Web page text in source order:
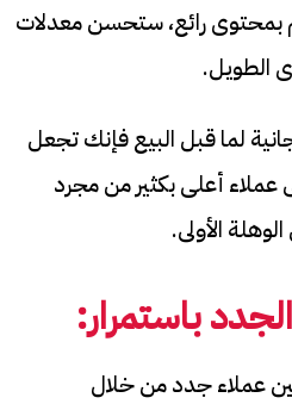
بمحتوى رائع، ستحسن معدلات
الطويل.
لما قبل البيع فإنك تجعل
عملاء أعلى بكثير من مجرد
الأولى.
عملاء جدد من خلال